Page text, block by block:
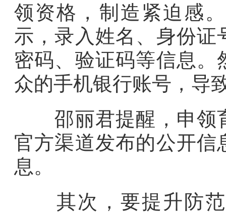
领资格，制造紧迫感
示，录入姓名、身份证
密码、验证码等信息
众的手机银行账号，导
邵丽君提醒，申领
官方渠道发布的公开信
息。
其次，要提升防范